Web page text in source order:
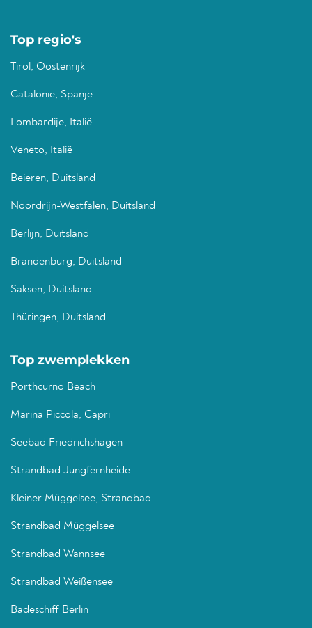
Top regio's
Tirol, Oostenrijk
Catalonië, Spanje
Lombardije, Italië
Veneto, Italië
Beieren, Duitsland
Noordrijn-Westfalen, Duitsland
Berlijn, Duitsland
Brandenburg, Duitsland
Saksen, Duitsland
Thüringen, Duitsland
Top zwemplekken
Porthcurno Beach
Marina Piccola, Capri
Seebad Friedrichshagen
Strandbad Jungfernheide
Kleiner Müggelsee, Strandbad
Strandbad Müggelsee
Strandbad Wannsee
Strandbad Weißensee
Badeschiff Berlin